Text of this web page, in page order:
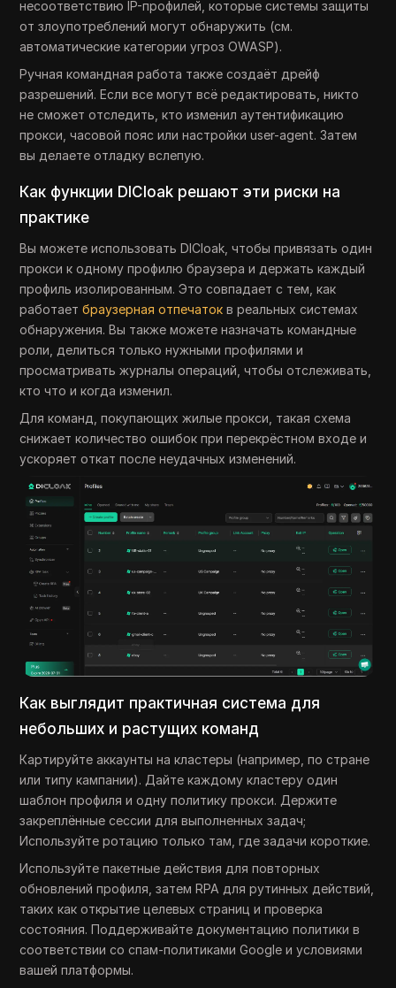
несоответствию IP-профилей, которые системы защиты
от злоупотреблений могут обнаружить (см.
автоматические категории угроз OWASP).
Ручная командная работа также создаёт дрейф
разрешений. Если все могут всё редактировать, никто
не сможет отследить, кто изменил аутентификацию
прокси, часовой пояс или настройки user-agent. Затем
вы делаете отладку вслепую.
Как функции DICloak решают эти риски на
практике
Вы можете использовать DICloak, чтобы привязать один
прокси к одному профилю браузера и держать каждый
профиль изолированным. Это совпадает с тем, как
работаетбраузерная отпечаток в реальных системах
обнаружения. Вы также можете назначать командные
роли, делиться только нужными профилями и
просматривать журналы операций, чтобы отслеживать,
кто что и когда изменил.
Для команд, покупающих жилые прокси, такая схема
снижает количество ошибок при перекрёстном входе и
ускоряет откат после неудачных изменений.
Как выглядит практичная система для
небольших и растущих команд
Картируйте аккаунты на кластеры (например, по стране
или типу кампании). Дайте каждому кластеру один
шаблон профиля и одну политику прокси. Держите
закреплённые сессии для выполненных задач;
Используйте ротацию только там, где задачи короткие.
Используйте пакетные действия для повторных
обновлений профиля, затем RPA для рутинных действий,
таких как открытие целевых страниц и проверка
состояния. Поддерживайте документацию политики в
соответствии со спам-политиками Google и условиями
вашей платформы.